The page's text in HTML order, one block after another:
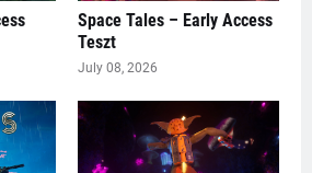
Space Tales – Early Access
Teszt
July 08, 2026